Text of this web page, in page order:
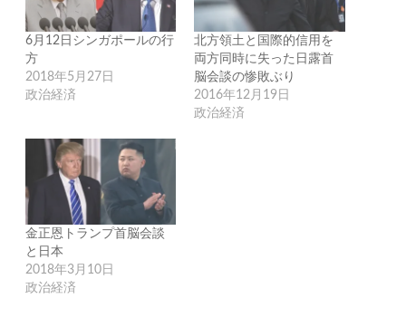
6月12日シンガポールの行
方
2018年5月27日
政治経済
北方領土と国際的信用を
両方同時に失った日露首
脳会談の惨敗ぶり
2016年12月19日
政治経済
金正恩トランプ首脳会談
と日本
2018年3月10日
政治経済